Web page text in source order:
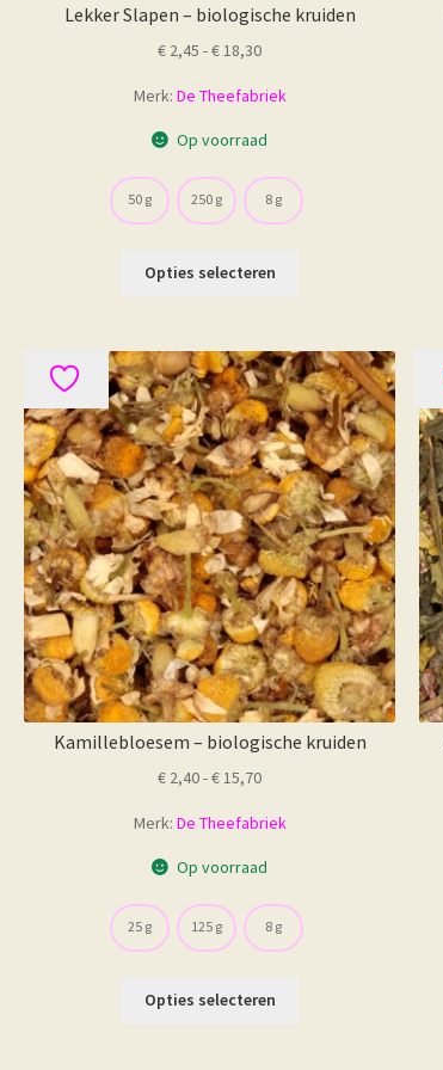
Lekker Slapen – biologische kruiden
€ 2,45 -€18,30Prijsklasse:
tot
Merk: De Theefabriek
Op voorraad
50 g 250 g 8 g
Opties selecteren
variaties.
Deze
optie
kan
gekozen
worden
op
de
productpagina
Kamillebloesem – biologische kruiden
€ 2,40-€15,70Prijsklasse:
tot
Merk: De Theefabriek
Op voorraad
25 g 125 g 8 g
Opties selecteren